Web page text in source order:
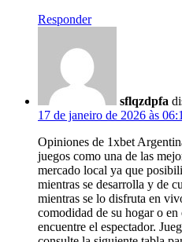
Responder
sflqzdpfa
17 de janeiro de 2026 às
Opiniones de 1xbet
juegos como una de las
mercado local ya que
mientras se desarrolla y de
mientras se lo disfruta en
comodidad de su hogar o
encuentre el espectador.